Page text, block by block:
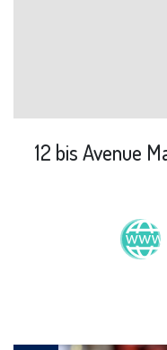
12 bis Avenue